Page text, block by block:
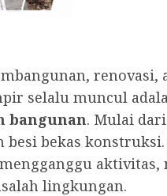
selalu muncul
bangunan. Mulai
besi bekas
aktivitas,
lingkungan.